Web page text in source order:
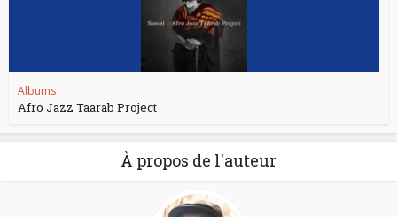
Albums
Afro Jazz Taarab Project
À propos de l'auteur